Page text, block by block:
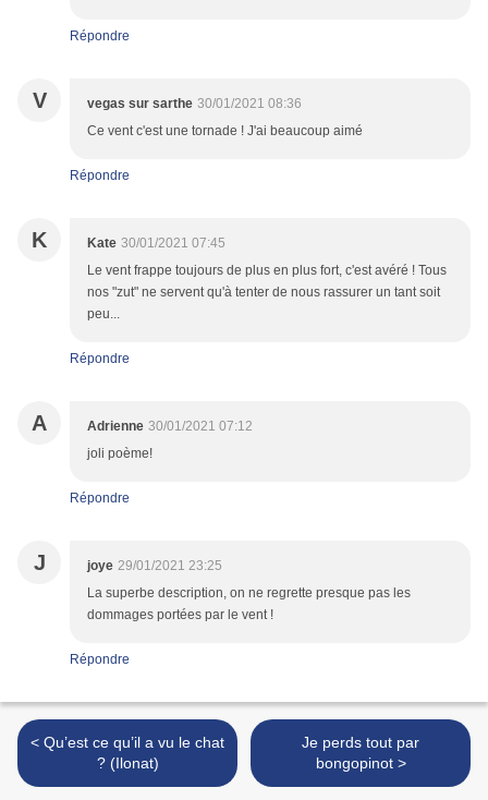
Répondre
V vegas sur sarthe 30/01/2021 08:36
Ce vent c'est une tornade ! J'ai beaucoup aimé
Répondre
K Kate 30/01/2021 07:45
Le vent frappe toujours de plus en plus fort, c'est avéré ! Tous
nos "zut" ne servent qu'à tenter de nous rassurer un tant soit
peu...
Répondre
A Adrienne 30/01/2021 07:12
joli poème!
Répondre
J joye 29/01/2021 23:25
La superbe description, on ne regrette presque pas les
dommages portées par le vent !
Répondre
< Qu’est ce qu’il a vu le chat
? (Ilonat)
Je perds tout par
bongopinot >